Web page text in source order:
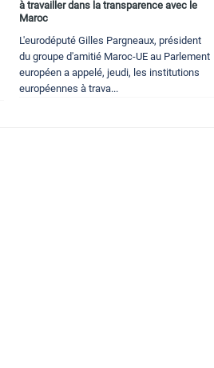
à travailler dans la transparence avec le
Maroc
L'eurodéputé Gilles Pargneaux, président
du groupe d'amitié Maroc-UE au Parlement
européen a appelé, jeudi, les institutions
européennes à trava...